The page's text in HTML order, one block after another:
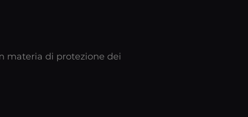
materia di protezione dei